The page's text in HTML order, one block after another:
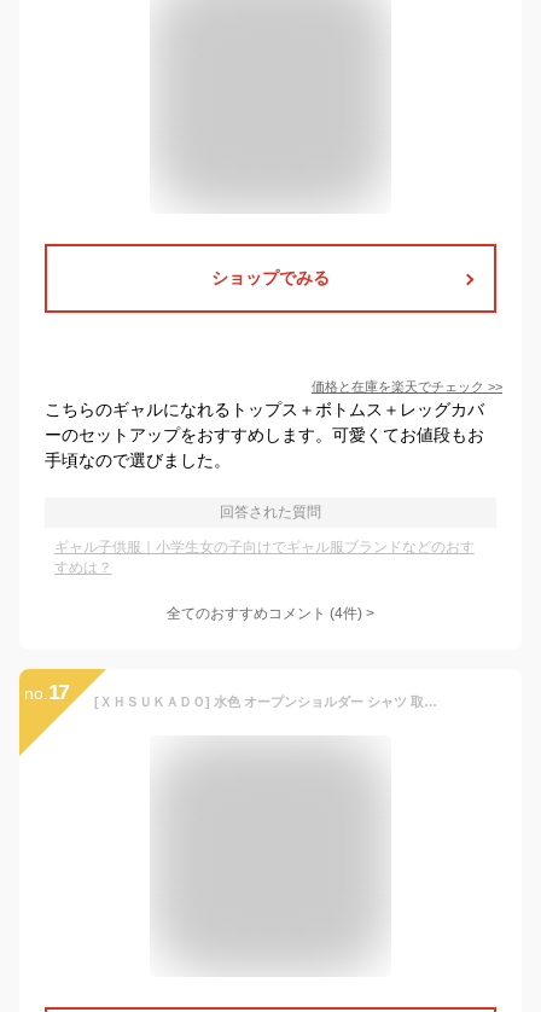
ショップでみる
価格と在庫を楽天でチェック >>
こちらのギャルになれるトップス＋ボトムス＋レッグカバ
ーのセットアップをおすすめします。可愛くてお値段もお
手頃なので選びました。
回答された質問
ギャル子供服｜小学生女の子向けでギャル服ブランドなどのおす
すめは？
全てのおすすめコメント (4件) >
no. 17 [ＸＨＳＵＫＡＤＯ] 水色 オープンショルダー シャツ 取り外し可能 リボン付き フリル ブラウス レディース 地雷系 長袖 肩出し トップス かわいい ファッション ロリータ系 量産型 服 フレンチガーリー ゆめかわ お洒落 春 夏 秋 冬 (水色（半袖）, S)